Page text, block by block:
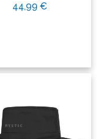
44,99 €